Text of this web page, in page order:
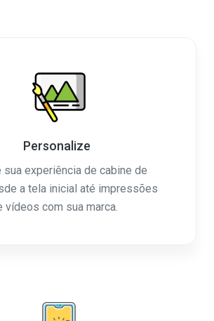
Personalize
sua experiência de cabine de
a tela inicial até impressões
vídeos com sua marca.